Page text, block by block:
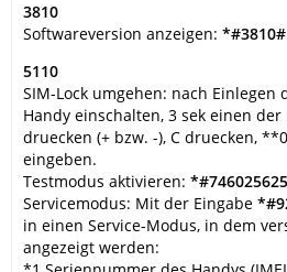
3810
Softwareversion anzeigen: *#3810#
5110
SIM-Lock umgehen: nach Einlegen
Handy einschalten, 3 sek einen
druecken (+ bzw. -), C druecken,
eingeben.
Testmodus aktivieren:
Servicemodus: Mit der Eingabe
in einen Service-Modus, in dem
angezeigt werden: